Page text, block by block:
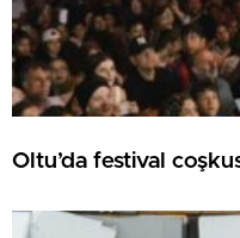
Oltu’da festival